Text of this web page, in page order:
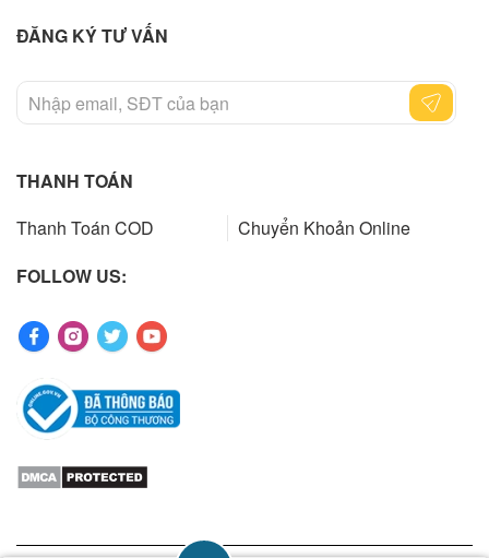
ĐĂNG KÝ TƯ VẤN
THANH TOÁN
Thanh Toán COD
Chuyển Khoản Online
FOLLOW US: